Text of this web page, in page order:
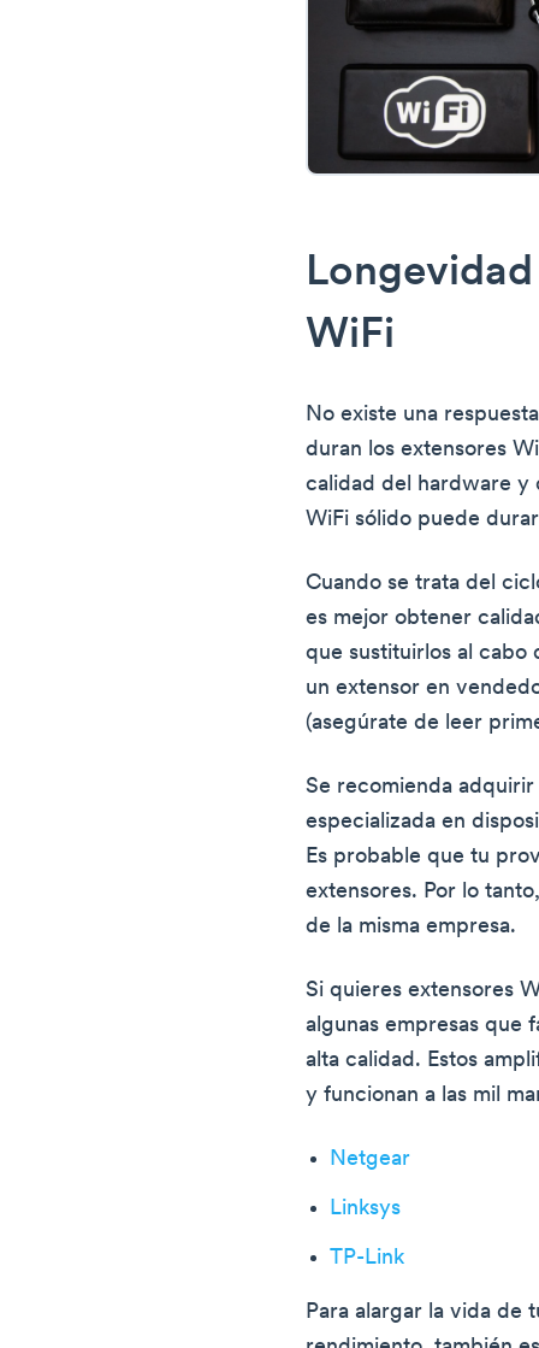
WiFi
No existe una
duran los extensores
calidad del hardware y
WiFi sólido puede
Cuando se trata del
es mejor obtener
que sustituirlos al cabo
un extensor en
(asegúrate de leer
Se recomienda
especializada en
Es probable que tu
extensores. Por lo
de la misma empresa.
Si quieres extensores
algunas empresas que
alta calidad. Estos
y funcionan a las mil
Netgear
Linksys
TP-Link
Para alargar la vida de